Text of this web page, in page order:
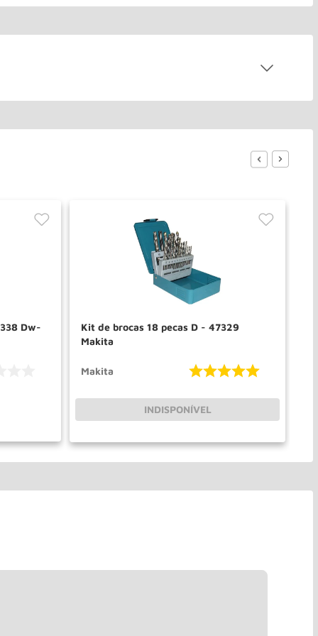
Dw-
Kit de brocas 18 pecas D - 47329
Makita
Makita
INDISPONÍVEL